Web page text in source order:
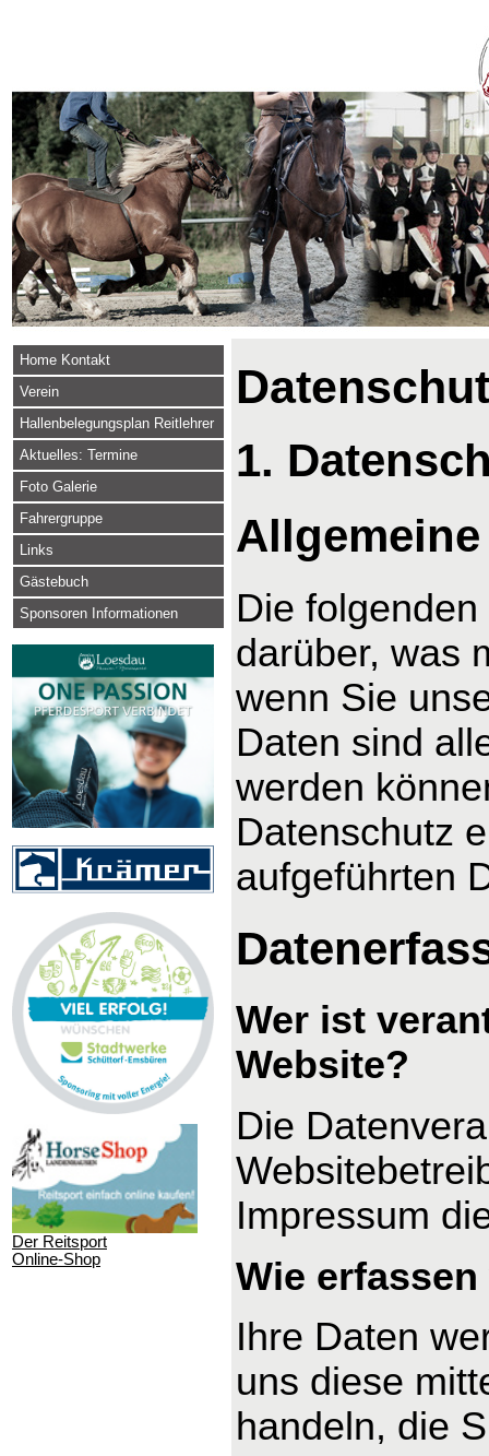
Home Kontakt
Verein
Hallenbelegungsplan Reitlehrer
Aktuelles: Termine
Foto Galerie
Fahrergruppe
Links
Gästebuch
Sponsoren Informationen
Der Reitsport
Online-Shop
1.
Die
darüber, was
wenn Sie
Daten sind
werden
Datenschutz
aufgeführten
Wer ist
Website?
Die
Impressum
Wie
Ihre Daten
uns diese
handeln, die